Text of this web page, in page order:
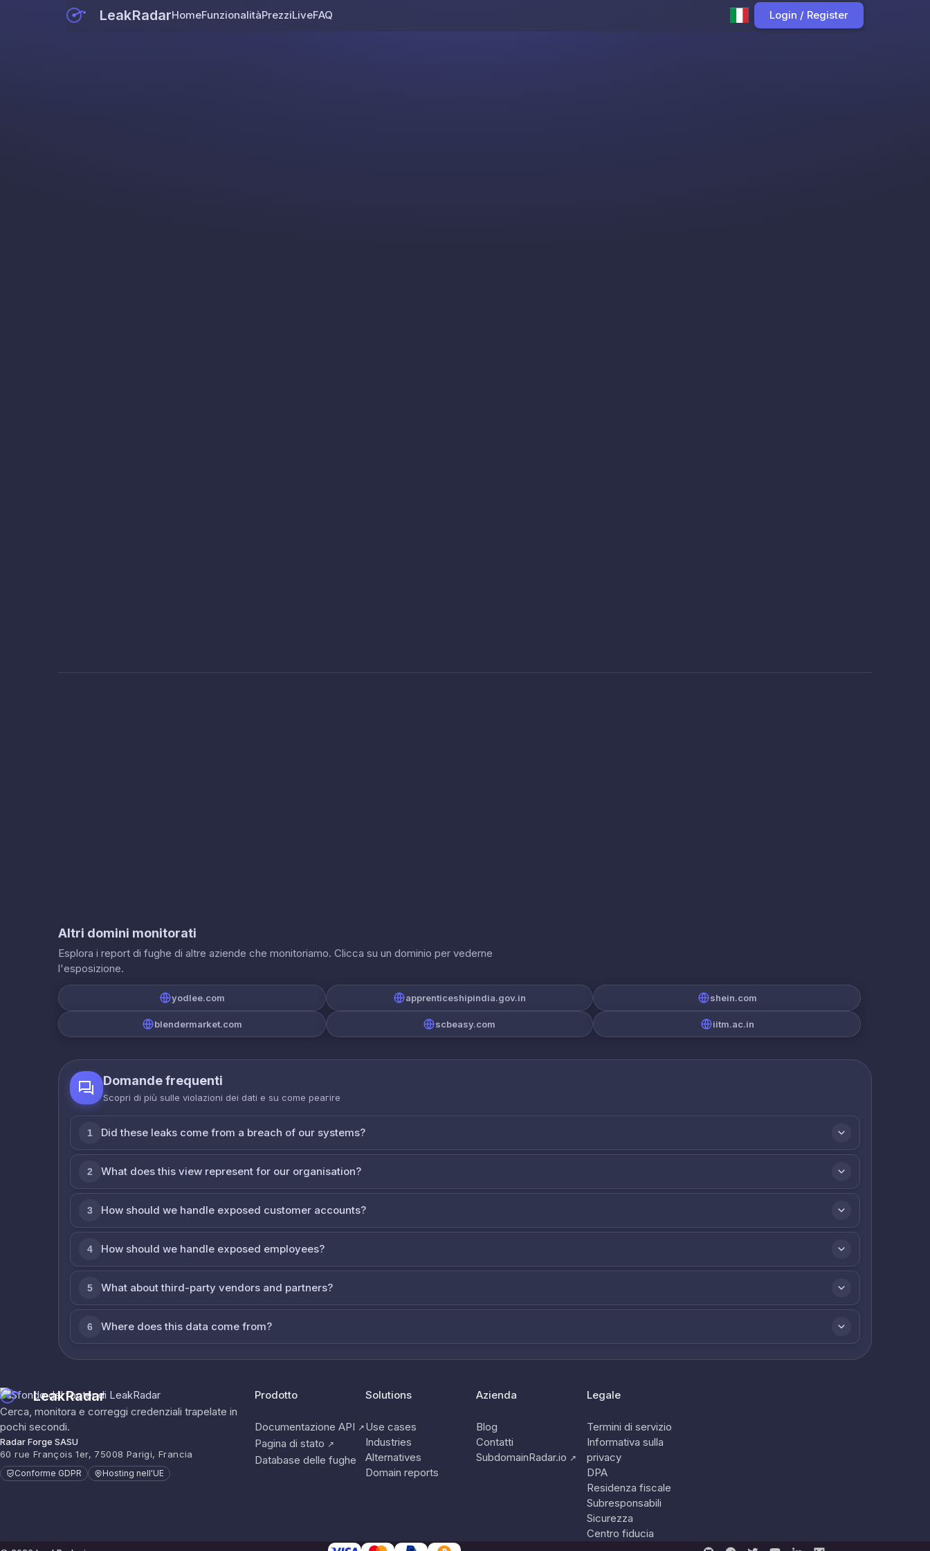
LeakRadarHomeFunzionalitàPrezziLiveFAQ Login / Register
Altri domini monitorati
Esplora i report di fughe di altre aziende che monitoriamo. Clicca su un dominio per vederne
l'esposizione.
yodlee.com apprenticeshipindia.gov.in shein.com
blendermarket.com scbeasy.com iitm.ac.in
Domande frequenti
Scopri di più sulle violazioni dei dati e su come реагire
1 Did these leaks come from a breach of our systems?
2 What does this view represent for our organisation?
3 How should we handle exposed customer accounts?
4 How should we handle exposed employees?
5 What about third-party vendors and partners?
6 Where does this data come from?
LeakRadar
Cerca, monitora e correggi credenziali trapelate in
pochi secondi.
Radar Forge SASU
60 rue François 1er, 75008 Parigi, Francia
Conforme GDPR Hosting nell'UE
Prodotto
Documentazione API ↗
Pagina di stato ↗
Database delle fughe
Solutions
Use cases
Industries
Alternatives
Domain reports
Azienda
Blog
Contatti
SubdomainRadar.io ↗
Legale
Termini di servizio
Informativa sulla
privacy
DPA
Residenza fiscale
Subresponsabili
Sicurezza
Centro fiducia